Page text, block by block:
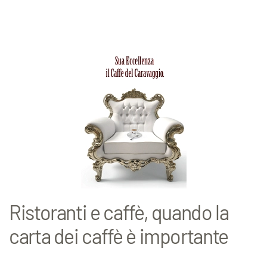
Ristoranti e caffè, quando la
carta dei caffè è importante